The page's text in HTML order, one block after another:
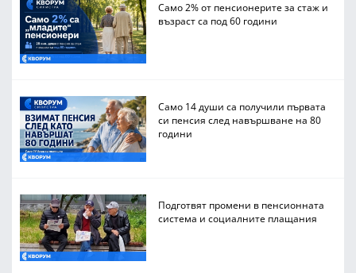
Само 2% от пенсионерите за стаж и
възраст са под 60 години
Само 14 души са получили първата
си пенсия след навършване на 80
години
Подготвят промени в пенсионната
система и социалните плащания